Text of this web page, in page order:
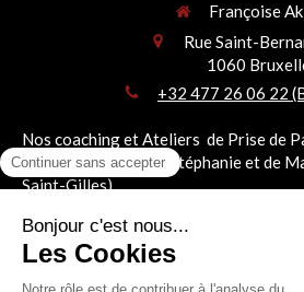
Françoise
Rue Saint-
1060
+32 477 26 06 22
Nos coaching et Ateliers de Prise de
deux pas de la Place Stéphanie et de
Saint-Gilles).